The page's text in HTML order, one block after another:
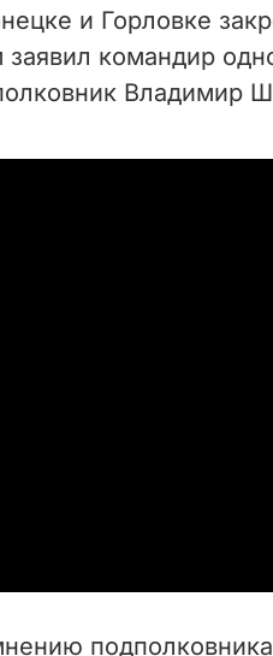
и Горловке
заявил командир
Владимир